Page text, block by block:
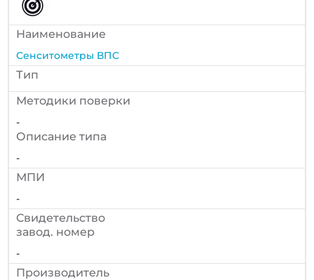
Наименование
Сенситометры ВПС
Тип
Методики поверки
-
Описание типа
-
МПИ
-
Cвидетельство
завод. номер
-
Производитель